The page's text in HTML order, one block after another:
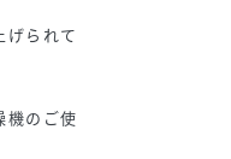
られて
機のご使